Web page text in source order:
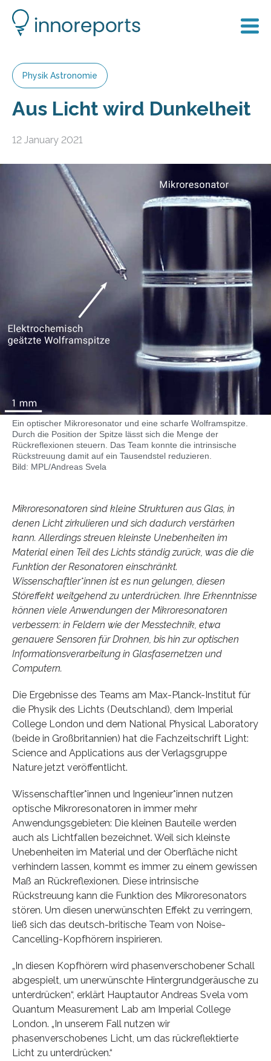
Physik Astronomie
Aus Licht wird Dunkelheit
12 January 2021
Ein optischer Mikroresonator und eine scharfe Wolframspitze.
Durch die Position der Spitze lässt sich die Menge der
Rückreflexionen steuern. Das Team konnte die intrinsische
Rückstreuung damit auf ein Tausendstel reduzieren.
Bild: MPL/Andreas Svela
Mikroresonatoren sind kleine Strukturen aus Glas, in
denen Licht zirkulieren und sich dadurch verstärken
kann. Allerdings streuen kleinste Unebenheiten im
Material einen Teil des Lichts ständig zurück, was die die
Funktion der Resonatoren einschränkt.
Wissenschaftler*innen ist es nun gelungen, diesen
Störeffekt weitgehend zu unterdrücken. Ihre Erkenntnisse
können viele Anwendungen der Mikroresonatoren
verbessern: in Feldern wie der Messtechnik, etwa
genauere Sensoren für Drohnen, bis hin zur optischen
Informationsverarbeitung in Glasfasernetzen und
Computern.
Die Ergebnisse des Teams am Max-Planck-Institut für
die Physik des Lichts (Deutschland), dem Imperial
College London und dem National Physical Laboratory
(beide in Großbritannien) hat die Fachzeitschrift Light:
Science and Applications aus der Verlagsgruppe
Nature jetzt veröffentlicht.
Wissenschaftler*innen und Ingenieur*innen nutzen
optische Mikroresonatoren in immer mehr
Anwendungsgebieten: Die kleinen Bauteile werden
auch als Lichtfallen bezeichnet. Weil sich kleinste
Unebenheiten im Material und der Oberfläche nicht
verhindern lassen, kommt es immer zu einem gewissen
Maß an Rückreflexionen. Diese intrinsische
Rückstreuung kann die Funktion des Mikroresonators
stören. Um diesen unerwünschten Effekt zu verringern,
ließ sich das deutsch-britische Team von Noise-
Cancelling-Kopfhörern inspirieren.
„In diesen Kopfhörern wird phasenverschobener Schall
abgespielt, um unerwünschte Hintergrundgeräusche zu
unterdrücken“, erklärt Hauptautor Andreas Svela vom
Quantum Measurement Lab am Imperial College
London. „In unserem Fall nutzen wir
phasenverschobenes Licht, um das rückreflektierte
Licht zu unterdrücken.“